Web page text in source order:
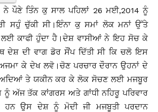
ਨੇ ਪੌਣੇ ਤਿੰਨ ਕੁ ਸਾਲ ਪਹਿਲਾਂ 26 ਮਈ,2014 ਨੂੰ
ਸਹੁੰ ਚੁੱਕੀ ਸੀ।ਇੰਨਾ ਕੁ ਸਮਾਂ ਲੋਕ ਮਨਾਂ ਉੱਤੇ
ਕਾਫੀ ਹੁੰਦਾ ਹੈ।ਦੇਸ਼ ਵਾਸੀਆਂ ਨੇ ਇਹ ਸੋਚ ਕੇ
ਦੇਸ਼ ਦੀ ਵਾਗ ਡੋਰ ਸੌਂਪ ਦਿੱਤੀ ਸੀ ਕਿ ਚਲੋ ਇਸ
ਕੇ ਦੇਖ ਲਵੋ।ਚੋਣ ਪਰਚਾਰ ਦੌਰਾਨ ਉਹਨਾਂ ਦੇ
ਤੇ ਯਕੀਨ ਕਰ ਕੇ ਲੋਕ ਸੋਚਣ ਲਈ ਮਜਬੂਰ
ਅੱਜ ਤੱਕ ਕਾਂਗਰਸ ਅਤੇ ਗਾਂਧੀ ਨਹਿਰੂ ਪਰਿਵਾਰ
ਉਸ ਦੇਸ਼ ਨੂੰ ਮੋਦੀ ਜੀ ਮਜਬੂਤੀ ਪਰਦਾਨ